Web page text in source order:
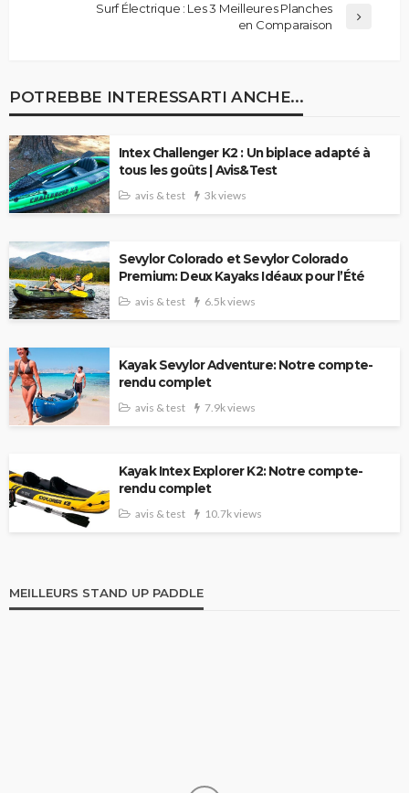
Surf Électrique : Les 3 Meilleures Planches
en Comparaison
POTREBBE INTERESSARTI ANCHE...
Intex Challenger K2 : Un biplace adapté à
tous les goûts | Avis&Test
avis & test 3k views
Sevylor Colorado et Sevylor Colorado
Premium: Deux Kayaks Idéaux pour l’Été
avis & test 6.5k views
Kayak Sevylor Adventure: Notre compte-
rendu complet
avis & test 7.9k views
Kayak Intex Explorer K2: Notre compte-
rendu complet
avis & test 10.7k views
MEILLEURS STAND UP PADDLE